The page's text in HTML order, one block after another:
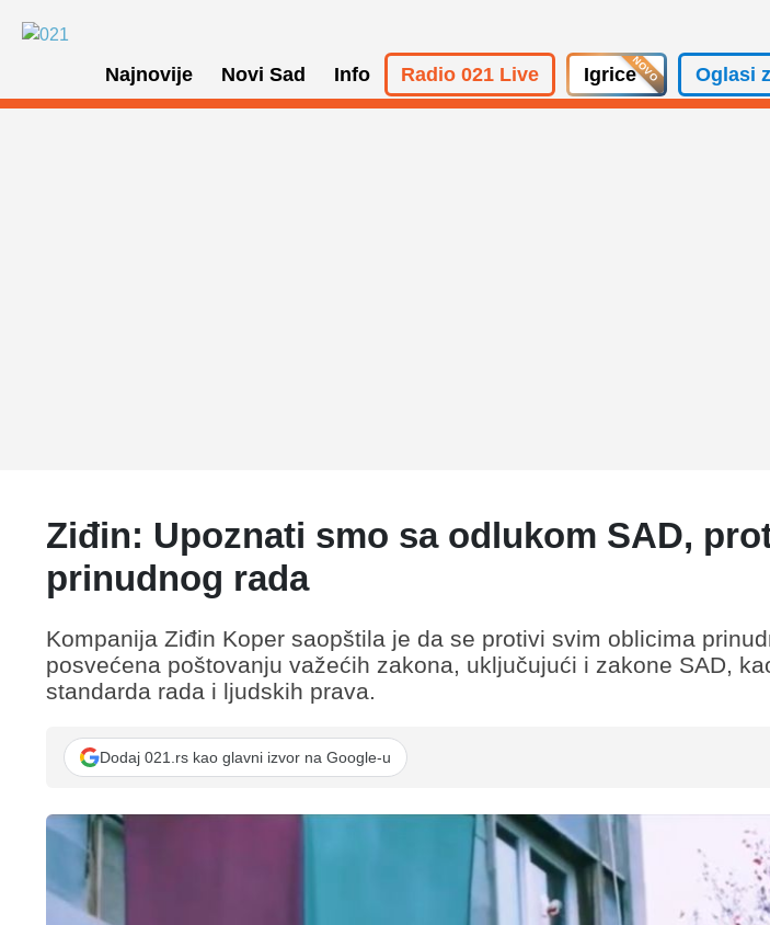
Najnovije Novi Sad Info Radio 021 Live Igrice Oglasi
Ziđin: Upoznati smo sa odlukom SAD,
prinudnog rada
Kompanija Ziđin Koper saopštila je da se protivi svim oblicima
posvećena poštovanju važećih zakona, uključujući i zakone SAD,
standarda rada i ljudskih prava.
Dodaj 021.rs kao glavni izvor na Google-u